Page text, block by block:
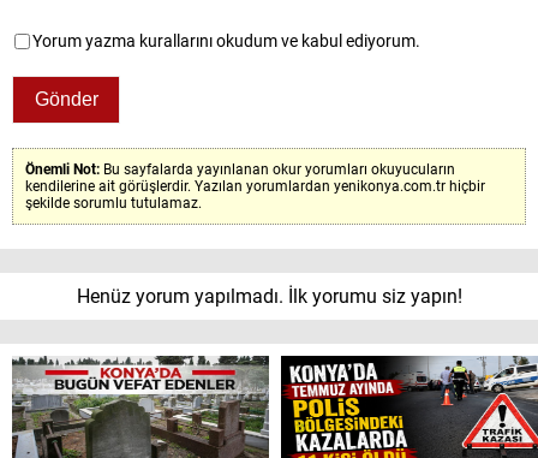
Yorum yazma kurallarını okudum ve kabul ediyorum.
Önemli Not: Bu sayfalarda yayınlanan okur yorumları okuyucuların
kendilerine ait görüşlerdir. Yazılan yorumlardan yenikonya.com.tr hiçbir
şekilde sorumlu tutulamaz.
Henüz yorum yapılmadı. İlk yorumu siz yapın!